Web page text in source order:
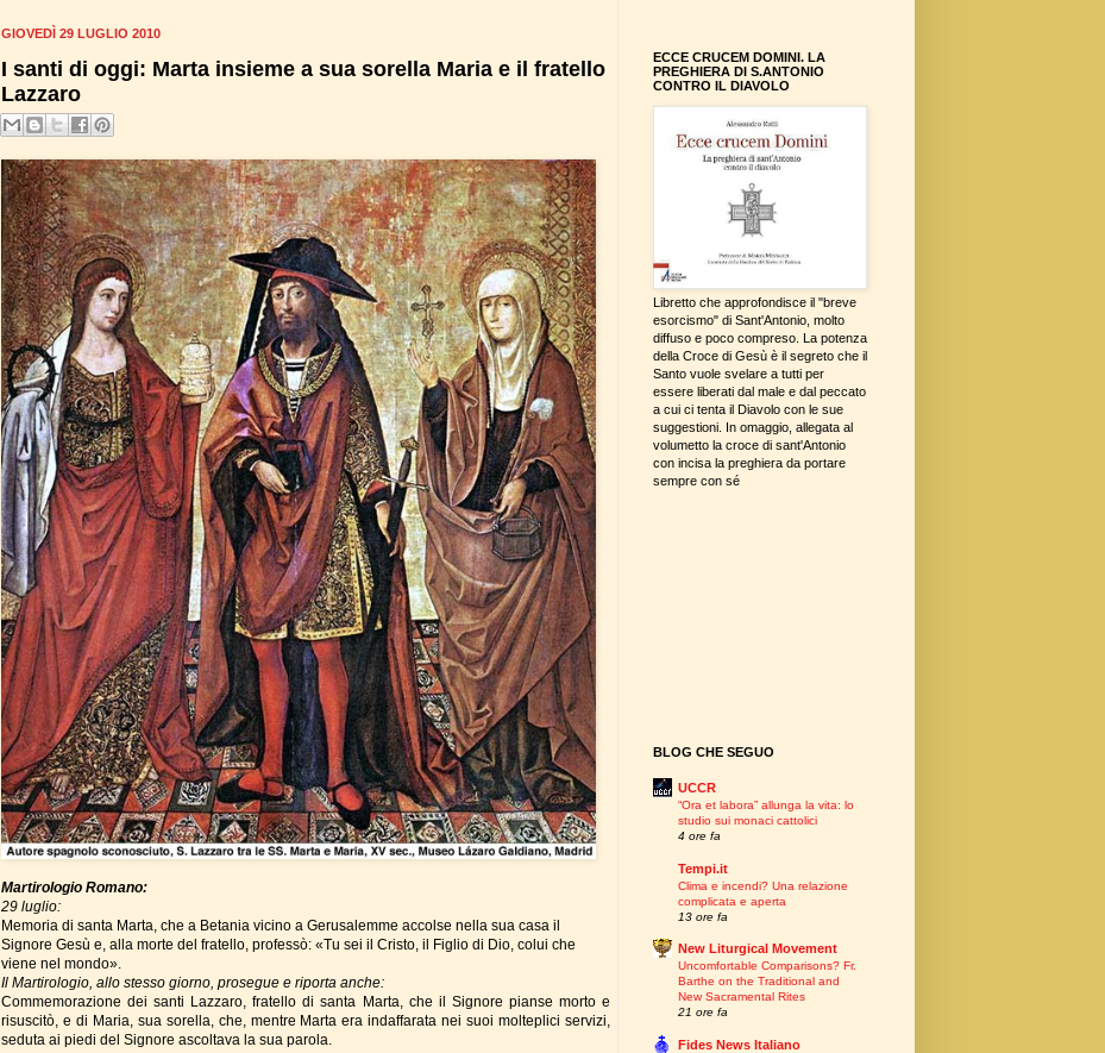
GIOVEDÌ 29 LUGLIO 2010
I santi di oggi: Marta insieme a sua sorella Maria e il fratello
Lazzaro
Martirologio Romano:
29 luglio:
Memoria di santa Marta, che a Betania vicino a Gerusalemme accolse nella sua casa il
Signore Gesù e, alla morte del fratello, professò: «Tu sei il Cristo, il Figlio di Dio, colui che
viene nel mondo».
Il Martirologio, allo stesso giorno, prosegue e riporta anche:
Commemorazione dei santi Lazzaro, fratello di santa Marta, che il Signore pianse morto e
risuscitò, e di Maria, sua sorella, che, mentre Marta era indaffarata nei suoi molteplici servizi,
seduta ai piedi del Signore ascoltava la sua parola.
ECCE CRUCEM DOMINI. LA
PREGHIERA DI S.ANTONIO
CONTRO IL DIAVOLO
Libretto che approfondisce il "breve
esorcismo" di Sant'Antonio, molto
diffuso e poco compreso. La potenza
della Croce di Gesù è il segreto che il
Santo vuole svelare a tutti per
essere liberati dal male e dal peccato
a cui ci tenta il Diavolo con le sue
suggestioni. In omaggio, allegata al
volumetto la croce di sant'Antonio
con incisa la preghiera da portare
sempre con sé
BLOG CHE SEGUO
UCCR
“Ora et labora” allunga la vita: lo
studio sui monaci cattolici
4 ore fa
Tempi.it
Clima e incendi? Una relazione
complicata e aperta
13 ore fa
New Liturgical Movement
Uncomfortable Comparisons? Fr.
Barthe on the Traditional and
New Sacramental Rites
21 ore fa
Fides News Italiano